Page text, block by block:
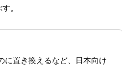
。
に置き換えるなど、日本向け